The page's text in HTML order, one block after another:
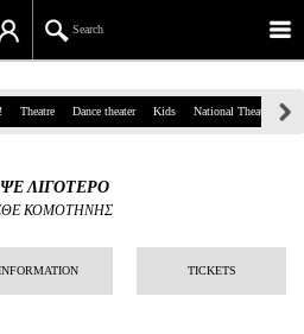
Search
Str, Athens
Sign in
Theatre Dance theater Kids National Theatre
ΛΙΓΟΤΕΡΟ
ΚΟΜΟΤΗΝΗΣ
TICKETS